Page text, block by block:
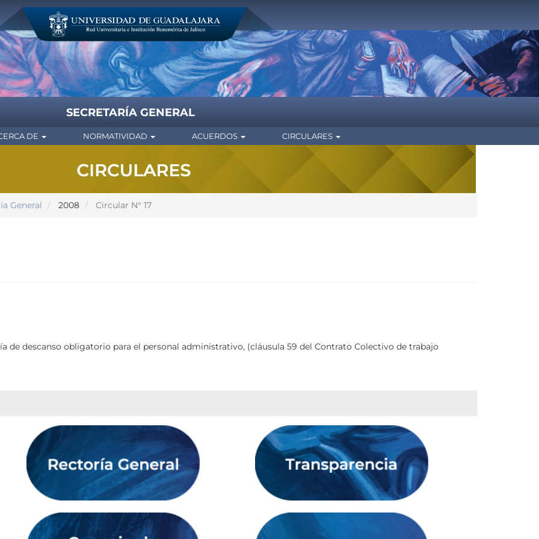
SECRETARÍA GENERAL
DE NORMATIVIDAD ACUERDOS CIRCULARES
General 2008 Circular N° 17
de descanso obligatorio para el personal administrativo, (cláusula 59 del Contrato Colectivo de trabajo